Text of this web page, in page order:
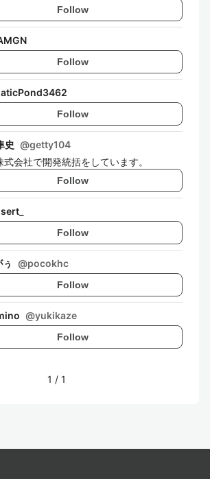
Follow
Follow
Follow
史 @getty104
式会社で開発統括をしています。
Follow
Follow
@pocokhc
Follow
@yukikaze
Follow
1 / 1